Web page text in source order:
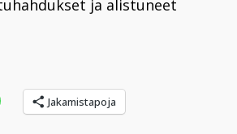
ja alistuneet
Jakamistapoja